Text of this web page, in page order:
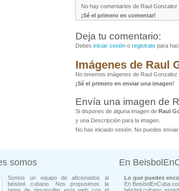
No hay comentarios de Raul Gonzalez
¡Sé el primero en comentar!
Deja tu comentario:
Debes iniciar sesión o registrate para
Imágenes de Raul
No tenemos imágenes de Raul Gonzalez
¡Sé el primero en enviar una imagen!
Envía una imagen de
Si dispones de alguna imagen de Raul
y una Descripción para la imagen.
No has iniciado sesión. No puedes
somos
Somos un equipo de aficionados al
béisbol cubano. Nos propusimos la
En
Lo que puedes
En